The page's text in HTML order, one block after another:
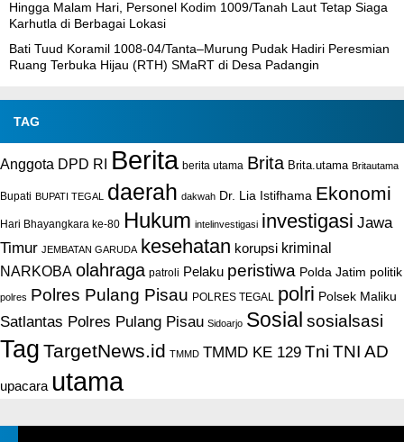
Hingga Malam Hari, Personel Kodim 1009/Tanah Laut Tetap Siaga
Karhutla di Berbagai Lokasi
Bati Tuud Koramil 1008-04/Tanta–Murung Pudak Hadiri Peresmian
Ruang Terbuka Hijau (RTH) SMaRT di Desa Padangin
TAG
Anggota DPD RI Berita berita utama Brita Brita.utama Britautama
Bupati BUPATI TEGAL daerah dakwah Dr. Lia Istifhama Ekonomi
Hari Bhayangkara ke-80 Hukum intelinvestigasi investigasi Jawa
Timur JEMBATAN GARUDA kesehatan korupsi kriminal
NARKOBA olahraga patroli Pelaku peristiwa Polda Jatim politik
polres Polres Pulang Pisau POLRES TEGAL polri Polsek Maliku
Satlantas Polres Pulang Pisau Sidoarjo Sosial sosialsasi
Tag TargetNews.id TMMD TMMD KE 129 Tni TNI AD
upacara utama